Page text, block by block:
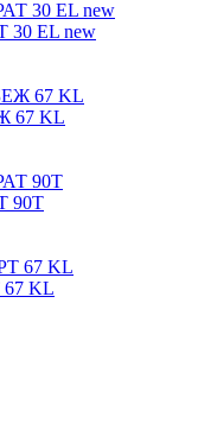
30 EL new
67 KL
90T
67 KL